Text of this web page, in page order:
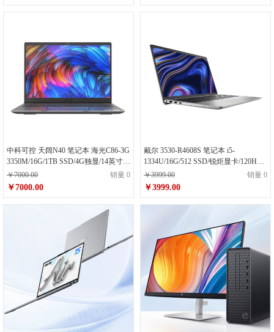
中科可控 天阔N40 笔记本 海光C86-3G
3350M/16G/1TB SSD/4G独显/14英寸笔
记本
￥7000.00 销量 0
￥7000.00
戴尔 3530-R4608S 笔记本 i5-
1334U/16G/512 SSD/锐炬显卡/120HZ/
银/15.6寸
￥3999.00 销量 0
￥3999.00